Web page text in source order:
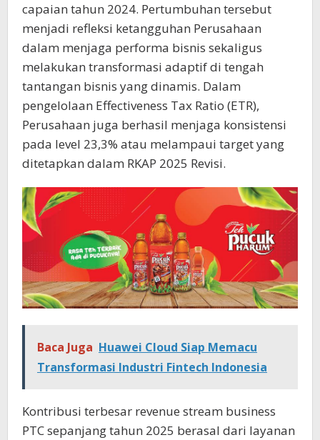
capaian tahun 2024. Pertumbuhan tersebut
menjadi refleksi ketangguhan Perusahaan
dalam menjaga performa bisnis sekaligus
melakukan transformasi adaptif di tengah
tantangan bisnis yang dinamis. Dalam
pengelolaan Effectiveness Tax Ratio (ETR),
Perusahaan juga berhasil menjaga konsistensi
pada level 23,3% atau melampaui target yang
ditetapkan dalam RKAP 2025 Revisi.
Baca Juga Huawei Cloud Siap Memacu
Transformasi Industri Fintech Indonesia
Kontribusi terbesar revenue stream business
PTC sepanjang tahun 2025 berasal dari layanan